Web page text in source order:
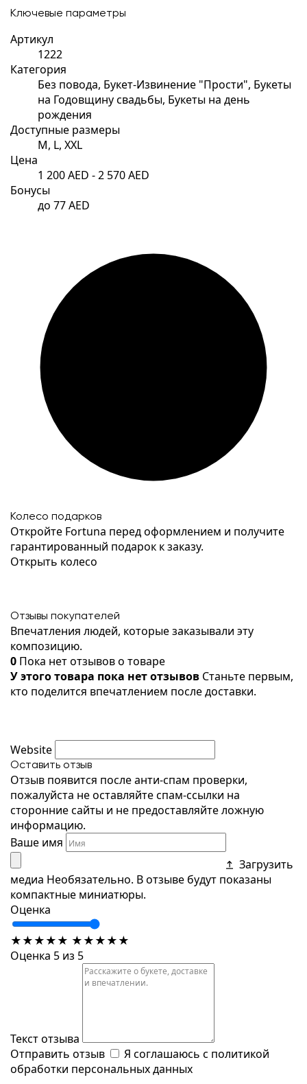
Ключевые параметры
Артикул
1222
Категория
Без повода, Букет-Извинение "Прости", Букеты
на Годовщину свадьбы, Букеты на день
рождения
Доступные размеры
M, L, XXL
Цена
1 200 AED - 2 570 AED
Бонусы
до 77 AED
Колесо подарков
Откройте Fortuna перед оформлением и получите
гарантированный подарок к заказу.
Открыть колесо
Отзывы покупателей
Впечатления людей, которые заказывали эту
композицию.
0 Пока нет отзывов о товаре
У этого товара пока нет отзывов Станьте первым,
кто поделится впечатлением после доставки.
Website
Оставить отзыв
Отзыв появится после анти-спам проверки,
пожалуйста не оставляйте спам-ссылки на
сторонние сайты и не предоставляйте ложную
информацию.
Ваше имя
Загрузить
медиа Необязательно. В отзыве будут показаны
компактные миниатюры.
Оценка
★★★★★ ★★★★★
Оценка 5 из 5
Текст отзыва
Отправить отзыв
Я соглашаюсь с политикой
обработки персональных данных